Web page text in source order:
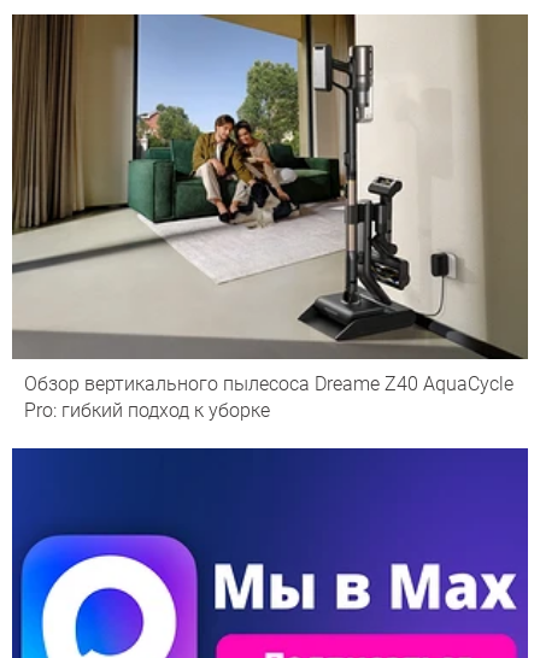
Обзор вертикального пылесоса Dreame Z40 AquaCycle
Pro: гибкий подход к уборке